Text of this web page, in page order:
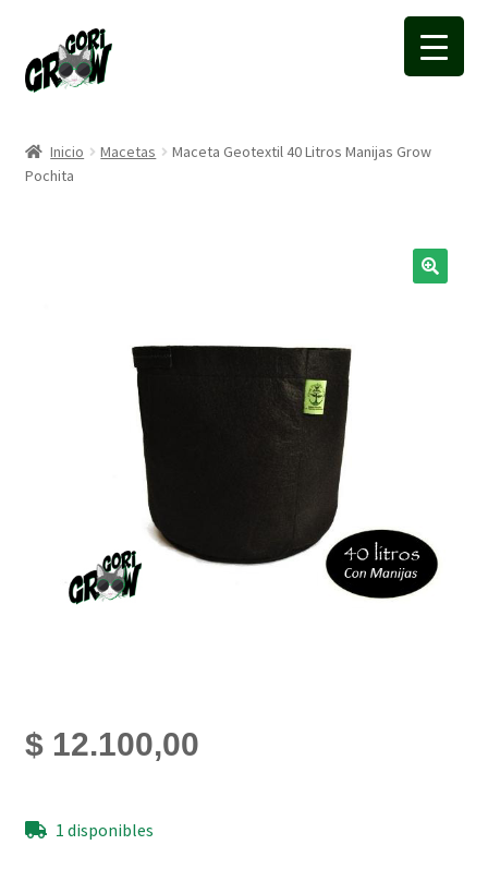
a
la
a
la
Inicio Macetas
Maceta Geotextil 40 Litros Manijas Grow
Pochita
$12.100,00
1 disponibles